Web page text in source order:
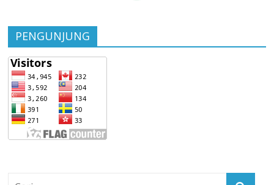
PENGUNJUNG